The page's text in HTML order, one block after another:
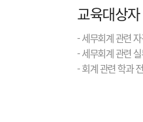
교육대상자
- 세무회계 관련
- 세무회계 관련
- 회계 관련 학과